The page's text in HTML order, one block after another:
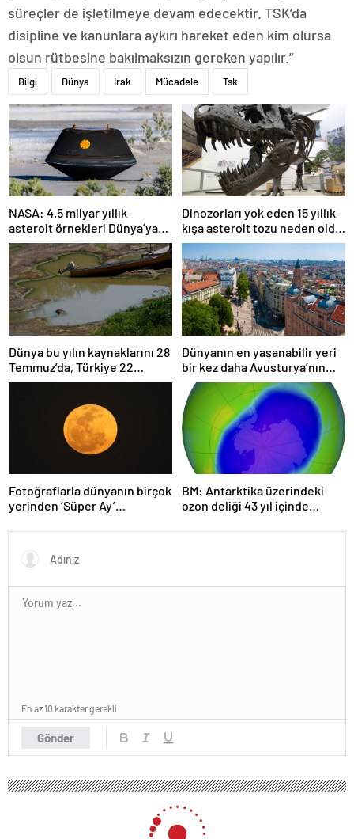
süreçler de işletilmeye devam edecektir. TSK’da
disipline ve kanunlara aykırı hareket eden kim olursa
olsun rütbesine bakılmaksızın gereken yapılır.”
Bilgi Dünya Irak Mücadele Tsk
NASA: 4.5 milyar yıllık
asteroit örnekleri Dünya’ya
getirildi; yaşamın
başlangıcına ışık tutabilir
Dinozorları yok eden 15 yıllık
kışa asteroit tozu neden oldu
| Araştırma
Dünya bu yılın kaynaklarını 28
Temmuz’da, Türkiye 22
Haziran’da tüketti
Dünyanın en yaşanabilir yeri
bir kez daha Avusturya’nın
başkenti Viyana oldu
Fotoğraflarla dünyanın birçok
yerinden ‘Süper Ay’
BM: Antarktika üzerindeki
ozon deliği 43 yıl içinde
Gönder
En az 10 karakter gerekli